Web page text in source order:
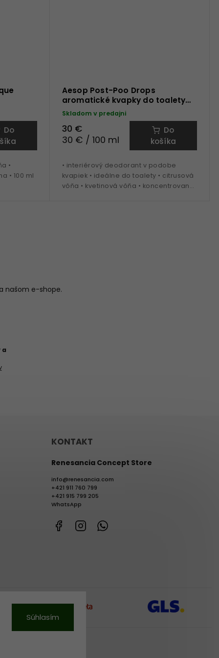
Súhlasím
Do
•
• 100 ml
Aesop Post-Poo Drops
aromatické kvapky do toalety
100 ml
Skladom v predajni
30 €
30 € / 100 ml
Do
košíka
• interiérový deodorant v podobe
kvapiek • ideálne do toalety • citrusová
vôňa • kvetinová vôňa • koncentrovaný
našom e-shope.
a
KONTAKT
Renesancia Concept Store
info@renesancia.com
+421 911 760 799
+421 915 799 205
WhatsApp
FacebookInstagram